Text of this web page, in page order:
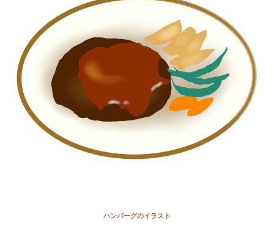
ハンバーグのイラスト